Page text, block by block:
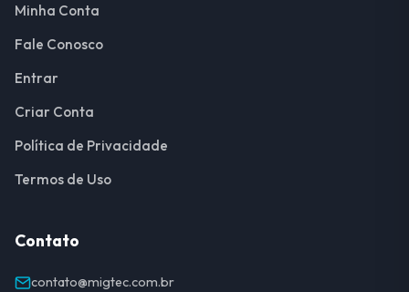
Minha Conta
Fale Conosco
Entrar
Criar Conta
Política de Privacidade
Termos de Uso
Contato
contato@migtec.com.br